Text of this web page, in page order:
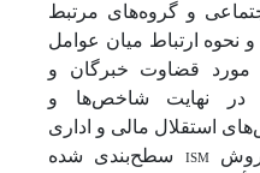
و گروه‌های مرتبط
ارتباط میان عوامل
مورد قضاوت خبرگان و
در نهایت شاخص‌ها و
استقلال مالی و اداری
روشISM سطح‌بندی شده